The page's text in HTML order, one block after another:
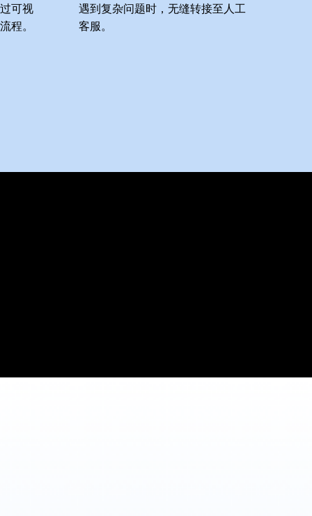
可视
程。
遇到复杂问题时，无缝转接至人工
客服。